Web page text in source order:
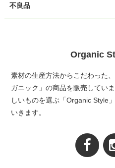
不良品
Organic
素材の生産方法からこだわった
ガニック」の商品を販売してい
しいものを選ぶ「Organic Style
いきます。